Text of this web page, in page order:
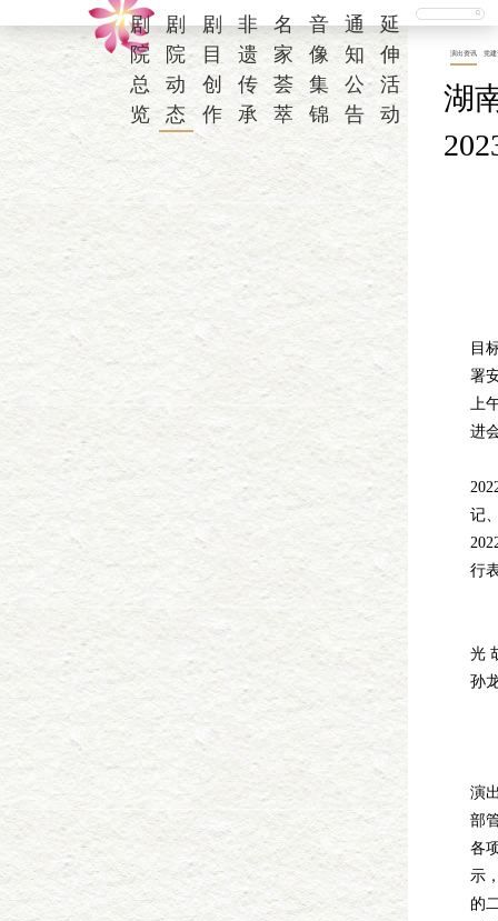
剧
院
总
览
剧
院
动
态
剧
目
创
作
非
遗
传
承
名
家
荟
萃
音
像
集
锦
通
知
公
告
延
伸
活
动
演出资讯 党建
湖
目
署
上
进
记
行
光
孙
演
部
各
示
的